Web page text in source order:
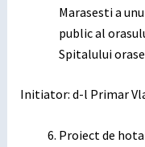
Marasesti a
public al
Spitalului
Initiator: d-l Primar
Proiect de